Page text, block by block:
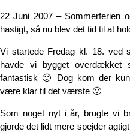
22 Juni 2007 – Sommerferien
hastigt, så nu blev det tid til at
Vi startede Fredag kl. 18. ved
havde vi bygget overdækket
fantastisk 🙂 Dog kom der
være klar til det værste 🙂
Som noget nyt i år, brugte vi
gjorde det lidt mere spejder